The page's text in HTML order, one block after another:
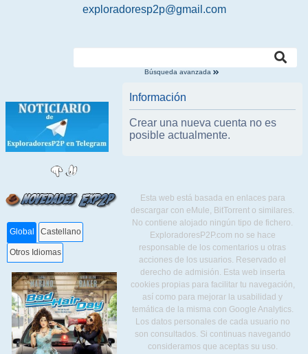
exploradoresp2p@gmail.com
Búsqueda avanzada
Global Castellano
Otros Idiomas
Información
Crear una nueva cuenta no es
posible actualmente.
Esta web está basada en enlaces para
descargar con eMule, BitTorrent o similares.
No contiene alojado ningún tipo de fichero.
ExploradoresP2P.com no se hace
responsable de los comentarios u otras
acciones de los usuarios. Reservado el
derecho de admisión. Esta web inserta
cookies propias para facilitar tu navegación,
así como para mejorar la usabilidad y
temática de la misma con Google Analytics.
Los datos personales de cada usuario no
son consultados. Si continuas navegando
consideramos que aceptas su uso.